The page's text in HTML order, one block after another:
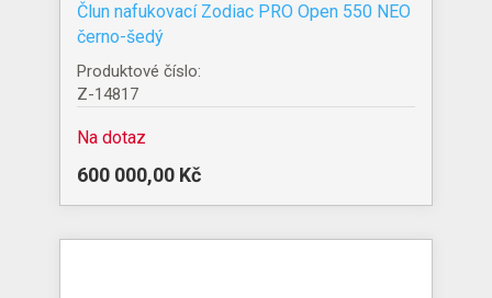
Člun nafukovací Zodiac PRO Open 550 NEO
černo-šedý
Produktové číslo:
Z-14817
Na dotaz
600 000,00 Kč